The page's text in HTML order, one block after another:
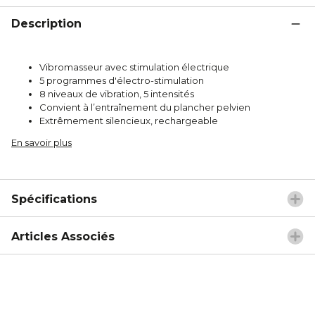
Description
Vibromasseur avec stimulation électrique
5 programmes d'électro-stimulation
8 niveaux de vibration, 5 intensités
Convient à l’entraînement du plancher pelvien
Extrêmement silencieux, rechargeable
En savoir plus
Spécifications
Articles Associés